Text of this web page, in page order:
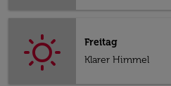
Freitag
Klarer Himmel